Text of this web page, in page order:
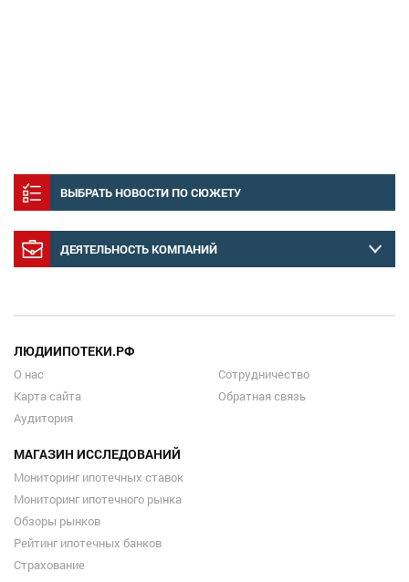
ВЫБРАТЬ НОВОСТИ ПО СЮЖЕТУ
ДЕЯТЕЛЬНОСТЬ КОМПАНИЙ
ЛЮДИИПОТЕКИ.РФ
О нас
Карта сайта
Аудитория
Сотрудничество
Обратная связь
МАГАЗИН ИССЛЕДОВАНИЙ
Мониторинг ипотечных ставок
Мониторинг ипотечного рынка
Обзоры рынков
Рейтинг ипотечных банков
Страхование